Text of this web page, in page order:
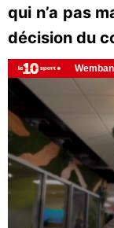
qui n’a pas
décision du